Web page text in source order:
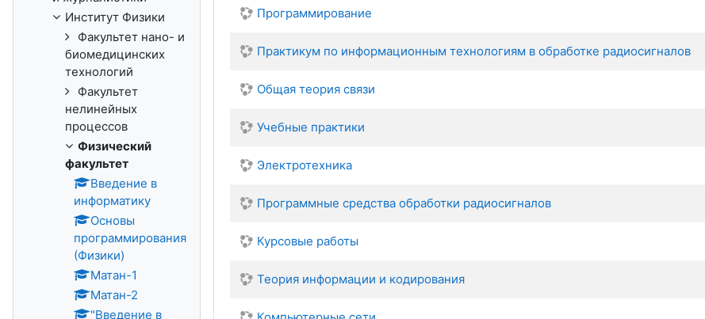
Программирование
Практикум по информационным технологиям в обработке радиосигналов
Общая теория связи
Учебные практики
Электротехника
Программные средства обработки радиосигналов
Курсовые работы
Теория информации и кодирования
Институт Физики
Факультет нано- и
биомедицинских
технологий
Факультет
нелинейных
процессов
Физический
факультет
Введение в
информатику
Основы
программирования
(Физики)
Матан-1
Матан-2
"Введение в